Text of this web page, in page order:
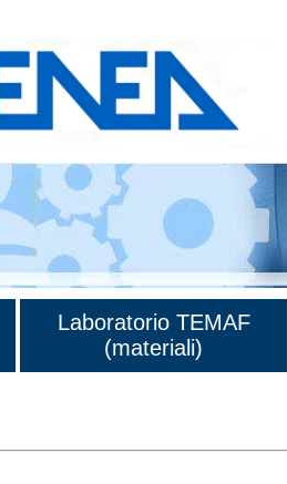
Laboratorio TEMAF
(materiali)